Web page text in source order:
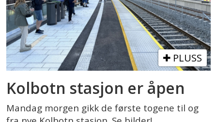
PLUSS
Kolbotn stasjon er åpen
Mandag morgen gikk de første togene til og